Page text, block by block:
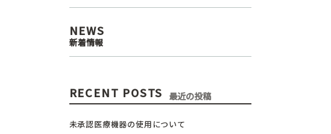
NEWS
新着情報
RECENT POSTS 最近の投稿
未承認医療機器の使用について